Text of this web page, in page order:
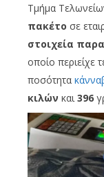
Τμήμα
πακέτο σε
στοιχεία
οποίο περιείχε
ποσότητα
κιλών και396